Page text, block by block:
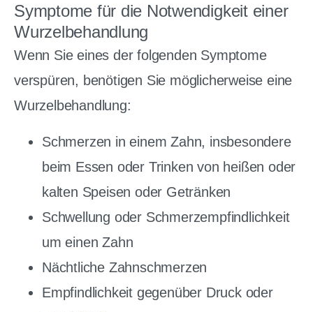
Symptome für die Notwendigkeit einer
Wurzelbehandlung
Wenn Sie eines der folgenden Symptome
verspüren, benötigen Sie möglicherweise eine
Wurzelbehandlung:
Schmerzen in einem Zahn, insbesondere
beim Essen oder Trinken von heißen oder
kalten Speisen oder Getränken
Schwellung oder Schmerzempfindlichkeit
um einen Zahn
Nächtliche Zahnschmerzen
Empfindlichkeit gegenüber Druck oder